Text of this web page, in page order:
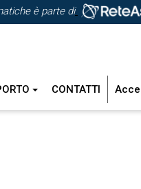
è parte di
CONTATTI